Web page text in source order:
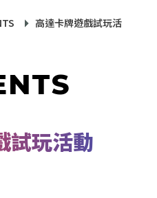
高達卡牌遊戲試玩活
試玩活動